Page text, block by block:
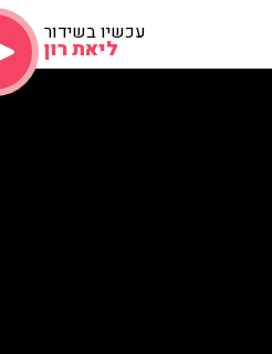
עכשיו בשידור
ליאת רון